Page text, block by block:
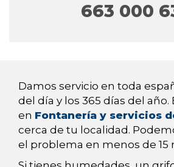
663 000
Damos servicio en toda
del día y los 365 días del año.
en Fontanería y servicios
cerca de tu localidad.
el problema en menos de 15